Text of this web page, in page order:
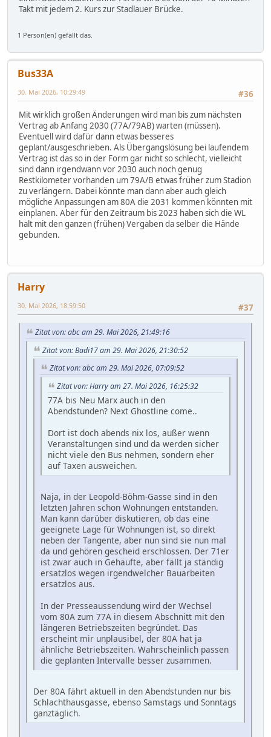
Takt mit jedem 2. Kurs zur Stadlauer Brücke.
1 Person(en) gefällt das.
Bus33A
#36
30. Mai 2026, 10:29:49
Mit wirklich großen Änderungen wird man bis zum nächsten
Vertrag ab Anfang 2030 (77A/79AB) warten (müssen).
Eventuell wird dafür dann etwas besseres
geplant/ausgeschrieben. Als Übergangslösung bei laufendem
Vertrag ist das so in der Form gar nicht so schlecht, vielleicht
sind dann irgendwann vor 2030 auch noch genug
Restkilometer vorhanden um 79A/B etwas früher zum Stadion
zu verlängern. Dabei könnte man dann aber auch gleich
mögliche Anpassungen am 80A die 2031 kommen könnten mit
einplanen. Aber für den Zeitraum bis 2023 haben sich die WL
halt mit den ganzen (frühen) Vergaben da selber die Hände
gebunden.
Harry
#37
30. Mai 2026, 18:59:50
Zitat von: abc am 29. Mai 2026, 21:49:16
Zitat von: Badi17 am 29. Mai 2026, 21:30:52
Zitat von: abc am 29. Mai 2026, 07:09:52
Zitat von: Harry am 27. Mai 2026, 16:25:32
77A bis Neu Marx auch in den
Abendstunden? Next Ghostline come..
Dort ist doch abends nix los, außer wenn
Veranstaltungen sind und da werden sicher
nicht viele den Bus nehmen, sondern eher
auf Taxen ausweichen.
Naja, in der Leopold-Böhm-Gasse sind in den
letzten Jahren schon Wohnungen entstanden.
Man kann darüber diskutieren, ob das eine
geeignete Lage für Wohnungen ist, so direkt
neben der Tangente, aber nun sind sie nun mal
da und gehören gescheid erschlossen. Der 71er
ist zwar auch in Gehäufte, aber fällt ja ständig
ersatzlos wegen irgendwelcher Bauarbeiten
ersatzlos aus.
In der Presseaussendung wird der Wechsel
vom 80A zum 77A in diesem Abschnitt mit den
längeren Betriebszeiten begründet. Das
erscheint mir unplausibel, der 80A hat ja
ähnliche Betriebszeiten. Wahrscheinlich passen
die geplanten Intervalle besser zusammen.
Der 80A fährt aktuell in den Abendstunden nur bis
Schlachthausgasse, ebenso Samstags und Sonntags
ganztäglich.